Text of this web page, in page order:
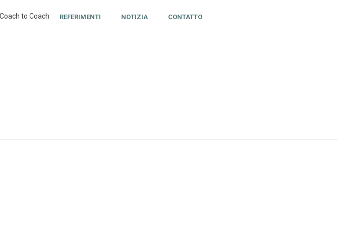
REFERIMENTI NOTIZIA CONTATTO